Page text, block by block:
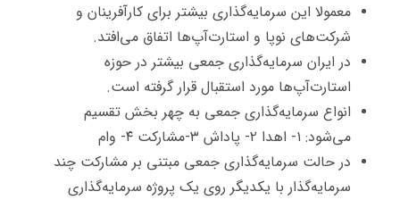
معمولا این سرمایه‌گذاری بیشتر برای کارآفرینان و
شرکت‌های نوپا و استارت‌آپ‌ها اتفاق می‌افتد.
در ایران سرمایه‌گذاری جمعی بیشتر در حوزه
استارت‌آپ‌ها مورد استقبال قرار گرفته است.
انواع سرمایه‌گذاری جمعی به چهر بخش تقسیم
می‌شود: ۱- اهدا ۲- پاداش ۳-مشارکت ۴- وام
در حالت سرمایه‌گذاری جمعی مبتنی بر مشارکت چند
سرمایه‌گذار با یکدیگر روی یک پروژه سرمایه‌گذاری